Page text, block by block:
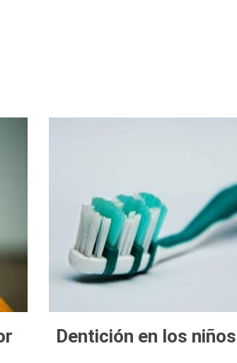
Dentición en los niños